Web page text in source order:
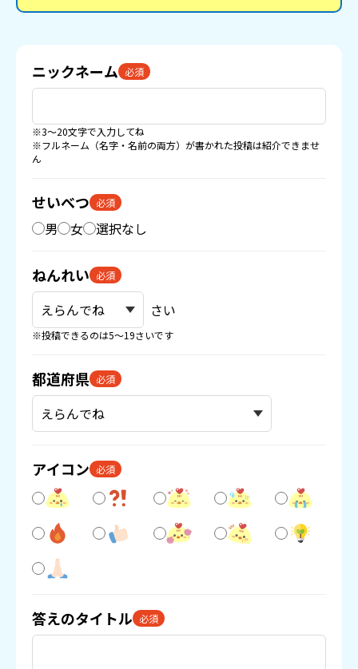
ニックネーム 必須
※3〜20文字で入力してね
※フルネーム（名字・名前の両方）が書かれた投稿は紹介できませ
ん
せいべつ 必須
男 女 選択なし
ねんれい 必須
さい
※投稿できるのは5〜19さいです
都道府県 必須
アイコン 必須
答えのタイトル 必須